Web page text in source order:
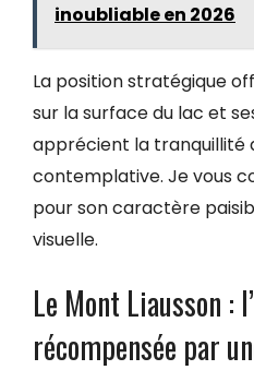
inoubliable en 2026
La position stratégique
sur la surface du lac et
apprécient la tranquillité
contemplative. Je vous
pour son caractère
visuelle.
Le Mont Liausson :
récompensée par